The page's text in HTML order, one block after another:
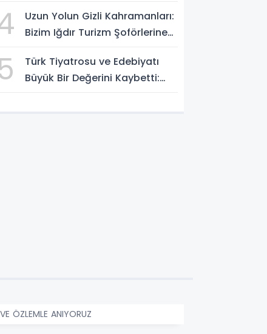
Uzun Yolun Gizli Kahramanları:
Bizim Iğdır Turizm Şoförlerine
Türk Tiyatrosu ve Edebiyatı
Büyük Bir Değerini Kaybetti:
ÖZLEMLE ANIYORUZ